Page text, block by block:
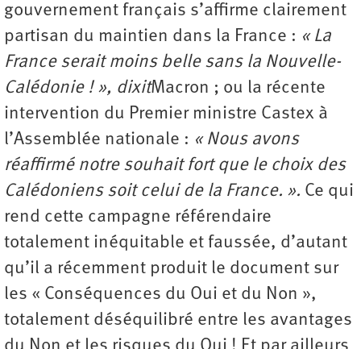
gouvernement français s’affirme clairement
partisan du maintien dans la France : « La
France serait moins belle sans la Nouvelle-
Calédonie ! », dixitMacron ; ou la récente
intervention du Premier ministre Castex à
l’Assemblée nationale : « Nous avons
réaffirmé notre souhait fort que le choix des
Calédoniens soit celui de la France. ». Ce qui
rend cette campagne référendaire
totalement inéquitable et faussée, d’autant
qu’il a récemment produit le document sur
les « Conséquences du Oui et du Non »,
totalement déséquilibré entre les avantages